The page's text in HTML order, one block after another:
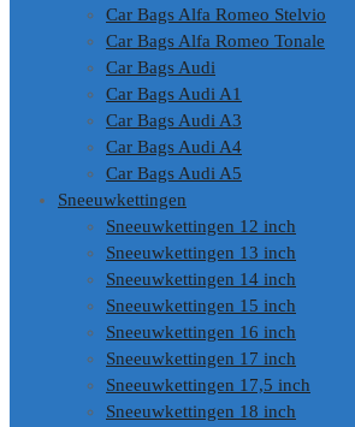
Car Bags Alfa Romeo Stelvio
Car Bags Alfa Romeo Tonale
Car Bags Audi
Car Bags Audi A1
Car Bags Audi A3
Car Bags Audi A4
Car Bags Audi A5
Sneeuwkettingen
Sneeuwkettingen 12 inch
Sneeuwkettingen 13 inch
Sneeuwkettingen 14 inch
Sneeuwkettingen 15 inch
Sneeuwkettingen 16 inch
Sneeuwkettingen 17 inch
Sneeuwkettingen 17,5 inch
Sneeuwkettingen 18 inch